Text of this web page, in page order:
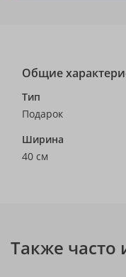
Общие
Тип
Подарок
Ширина
40 см
Также часто